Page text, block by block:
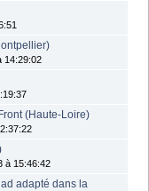
14:29:02
(Haute-Loire)
à 15:46:42
adapté dans la